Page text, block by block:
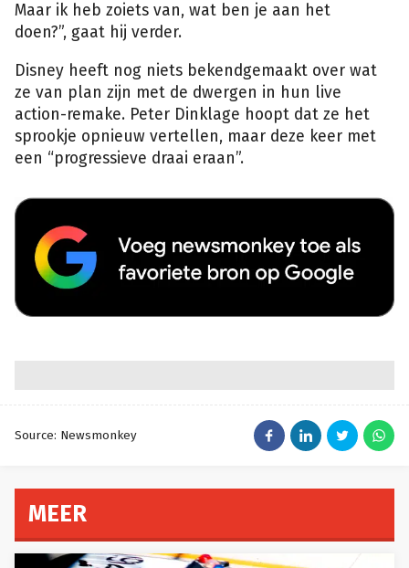
Maar ik heb zoiets van, wat ben je aan het
doen?”, gaat hij verder.
Disney heeft nog niets bekendgemaakt over wat
ze van plan zijn met de dwergen in hun live
action-remake. Peter Dinklage hoopt dat ze het
sprookje opnieuw vertellen, maar deze keer met
een “progressieve draai eraan”.
Source: Newsmonkey
MEER